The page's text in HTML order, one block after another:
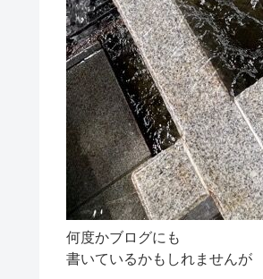
何度かブログにも
書いているかもしれませんが